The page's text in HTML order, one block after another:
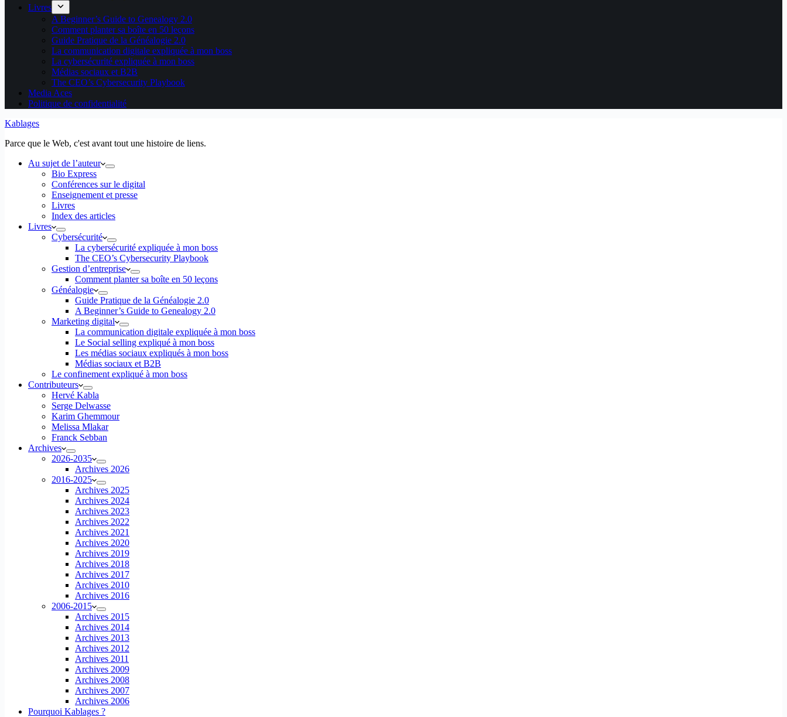
Livres
A Beginner’s Guide to Genealogy 2.0
Comment planter sa boîte en 50 leçons
Guide Pratique de la Généalogie 2.0
La communication digitale expliquée à mon boss
La cybersécurité expliquée à mon boss
Médias sociaux et B2B
The CEO’s Cybersecurity Playbook
Media Aces
Politique de confidentialité
Kablages
Parce que le Web, c'est avant tout une histoire de liens.
Au sujet de l’auteur
Bio Express
Conférences sur le digital
Enseignement et presse
Livres
Index des articles
Livres
Cybersécurité
La cybersécurité expliquée à mon boss
The CEO’s Cybersecurity Playbook
Gestion d’entreprise
Comment planter sa boîte en 50 leçons
Généalogie
Guide Pratique de la Généalogie 2.0
A Beginner’s Guide to Genealogy 2.0
Marketing digital
La communication digitale expliquée à mon boss
Le Social selling expliqué à mon boss
Les médias sociaux expliqués à mon boss
Médias sociaux et B2B
Le confinement expliqué à mon boss
Contributeurs
Hervé Kabla
Serge Delwasse
Karim Ghemmour
Melissa Mlakar
Franck Sebban
Archives
2026-2035
Archives 2026
2016-2025
Archives 2025
Archives 2024
Archives 2023
Archives 2022
Archives 2021
Archives 2020
Archives 2019
Archives 2018
Archives 2017
Archives 2010
Archives 2016
2006-2015
Archives 2015
Archives 2014
Archives 2013
Archives 2012
Archives 2011
Archives 2009
Archives 2008
Archives 2007
Archives 2006
Pourquoi Kablages ?